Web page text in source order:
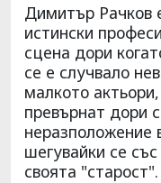
Димитър Рачков
истински
сцена дори
се е случвало
малкото
превърнат дори
неразположение
шегувайки се
своята "старост".